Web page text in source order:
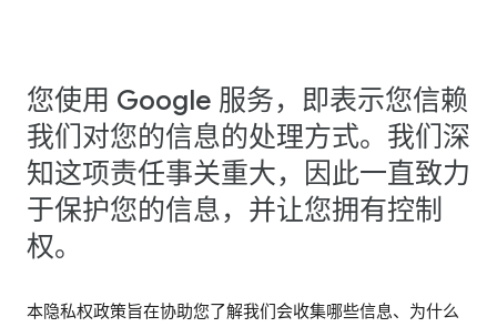
您使用 Google 服务，即表示您信赖
我们对您的信息的处理方式。我们深
知这项责任事关重大，因此一直致力
于保护您的信息，并让您拥有控制
权。
本隐私权政策旨在协助您了解我们会收集哪些信息、为什么